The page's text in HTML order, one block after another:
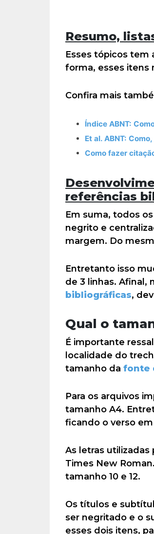
Resumo,
Esses tópicos tem
forma, esses itens
Confira mais
Índice ABNT:
Et al. ABNT:
Como fazer
referências
Em suma, todos
negrito e
margem. Do
Entretanto isso
de 3 linhas. Afinal,
bibliográficas,
Qual o
É importante
localidade do
tamanho da fonte
Para os arquivos
tamanho A4.
ficando o verso
As letras
Times New
tamanho 10 e 12.
Os títulos e
ser negritado e o
esses dois itens,